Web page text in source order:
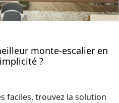
monte-escalier en
?
faciles, trouvez la solution